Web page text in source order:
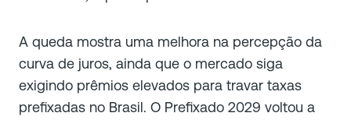
A queda mostra uma melhora na percepção da
curva de juros, ainda que o mercado siga
exigindo prêmios elevados para travar taxas
prefixadas no Brasil. O Prefixado 2029 voltou a